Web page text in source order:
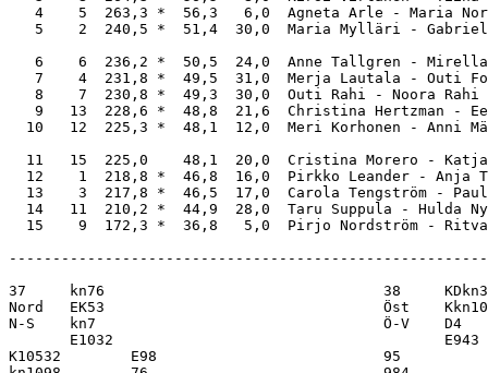
4    5  263,3 *  56,3   6,0  Agneta
5    2  240,5 *  51,4  30,0  Maria Mylläri -
6    6  236,2 *  50,5  24,0  Anne Tallgren -
7    4  231,8 *  49,5  31,0  Merja Lautala - Outi
8    7  230,8 *  49,3  30,0  Outi Rahi -
9   13  228,6 *  48,8  21,6  Christina
10   12  225,3 *  48,1  12,0  Meri Korhonen -
11   15  225,0    48,1  20,0  Cristina
12    1  218,8 *  46,8  16,0  Pirkko Leander - Anja
13    3  217,8 *  46,5  17,0  Carola Tengström -
14   11  210,2 *  44,9  28,0  Taru Suppula -
37     kn76                                38
Nord   EK53                                Öst
N-S    kn7                                 Ö-
E1032
K10532        E98                          95